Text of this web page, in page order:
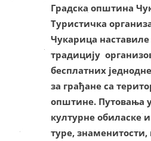
Градска општина
Туристичка
Чукарица наставиле
традицију
бесплатних
за грађане са
општине. Путовања
културне обиласке
туре,